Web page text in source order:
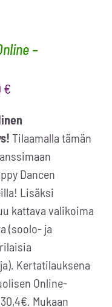
–
€
Tilaamalla tämän
Dancen
Lisäksi
kattava valikoima
(soolo- ja
Kertatilauksena
Online-
Mukaan